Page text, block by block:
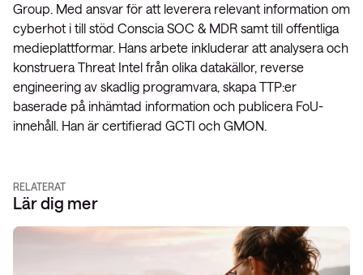
Group. Med ansvar för att leverera relevant information om
cyberhot i till stöd Conscia SOC & MDR samt till offentliga
medieplattformar. Hans arbete inkluderar att analysera och
konstruera Threat Intel från olika datakällor, reverse
engineering av skadlig programvara, skapa TTP:er
baserade på inhämtad information och publicera FoU-
innehåll. Han är certifierad GCTI och GMON.
RELATERAT
Lär dig mer